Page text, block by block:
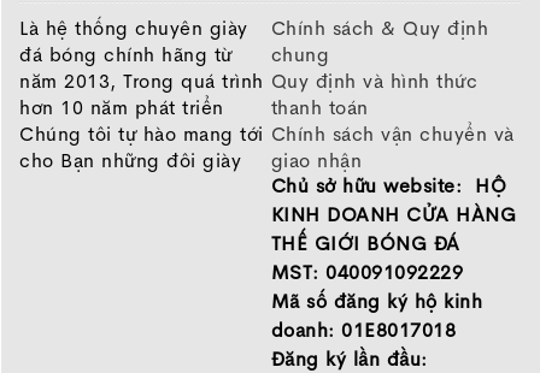
Là hệ thống chuyên giày
đá bóng chính hãng từ
năm 2013, Trong quá trình
hơn 10 năm phát triển
Chúng tôi tự hào mang tới
cho Bạn những đôi giày
Chính sách & Quy định
chung
Quy định và hình thức
thanh toán
Chính sách vận chuyển và
giao nhận
Chính sách bảo hành
Chính sách bảo mật thông
tin
Chủ sở hữu website: HỘ
KINH DOANH CỬA HÀNG
THẾ GIỚI BÓNG ĐÁ
MST: 040091092229
Mã số đăng ký hộ kinh
doanh: 01E8017018
Đăng ký lần đầu: